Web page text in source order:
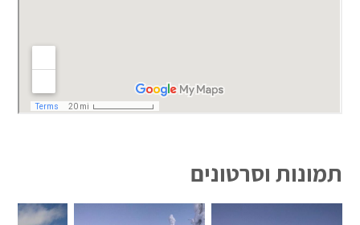
תמונות וסרטונים